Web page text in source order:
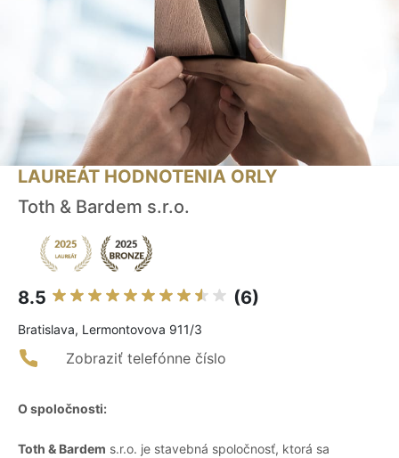
LAUREÁT HODNOTENIA ORLY
Toth & Bardem s.r.o.
8.5 (6)
Bratislava, Lermontovova 911/3
Zobraziť telefónne číslo
O spoločnosti:
Toth & Bardem s.r.o. je stavebná spoločnosť, ktorá sa